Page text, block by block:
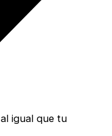
igual que tu